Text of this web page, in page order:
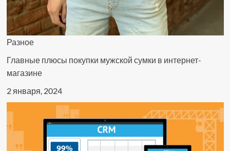
Разное
Главные плюсы покупки мужской сумки в интернет-
магазине
2 января, 2024